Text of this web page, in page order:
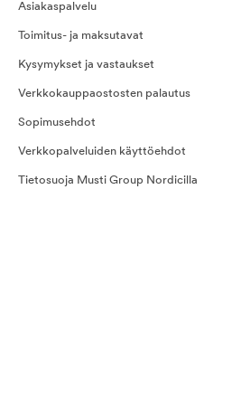
Asiakaspalvelu
Toimitus- ja maksutavat
Kysymykset ja vastaukset
Verkkokauppaostosten palautus
Sopimusehdot
Verkkopalveluiden käyttöehdot
Tietosuoja Musti Group Nordicilla